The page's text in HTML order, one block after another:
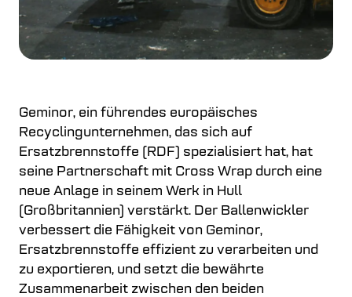
Geminor, ein führendes europäisches
Recyclingunternehmen, das sich auf
Ersatzbrennstoffe (RDF) spezialisiert hat, hat
seine Partnerschaft mit Cross Wrap durch eine
neue Anlage in seinem Werk in Hull
(Großbritannien) verstärkt. Der Ballenwickler
verbessert die Fähigkeit von Geminor,
Ersatzbrennstoffe effizient zu verarbeiten und
zu exportieren, und setzt die bewährte
Zusammenarbeit zwischen den beiden